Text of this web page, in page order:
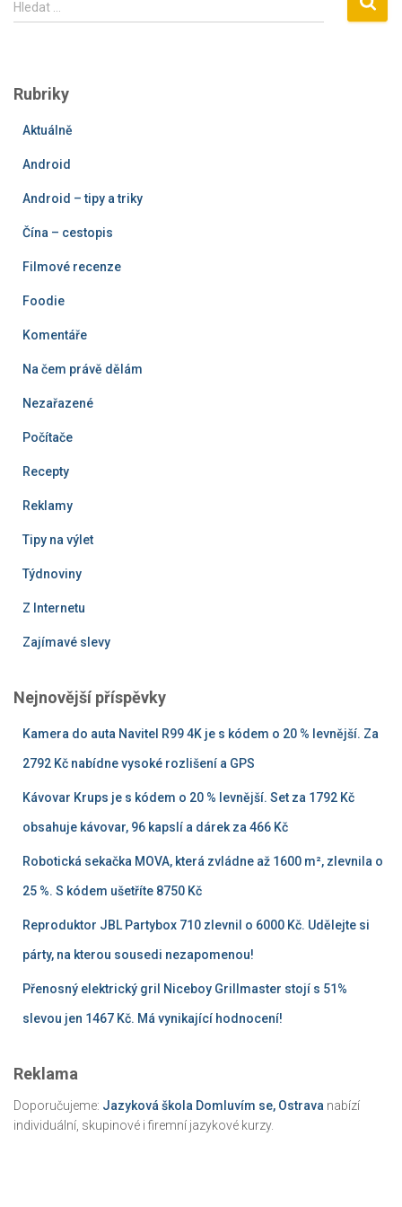
y
d
Hledat …
Rubriky
Aktuálně
Android
Android – tipy a triky
Čína – cestopis
Filmové recenze
Foodie
Komentáře
Na čem právě dělám
Nezařazené
Počítače
Recepty
Reklamy
Tipy na výlet
Týdnoviny
Z Internetu
Zajímavé slevy
Nejnovější příspěvky
Kamera do auta Navitel R99 4K je s kódem o 20 % levnější. Za
2792 Kč nabídne vysoké rozlišení a GPS
Kávovar Krups je s kódem o 20 % levnější. Set za 1792 Kč
obsahuje kávovar, 96 kapslí a dárek za 466 Kč
Robotická sekačka MOVA, která zvládne až 1600 m², zlevnila o
25 %. S kódem ušetříte 8750 Kč
Reproduktor JBL Partybox 710 zlevnil o 6000 Kč. Udělejte si
párty, na kterou sousedi nezapomenou!
Přenosný elektrický gril Niceboy Grillmaster stojí s 51%
slevou jen 1467 Kč. Má vynikající hodnocení!
Reklama
Doporučujeme: Jazyková škola Domluvím se, Ostrava nabízí
individuální, skupinové i firemní jazykové kurzy.